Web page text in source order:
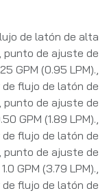
de latón de alta
punto de ajuste de
GPM (0.95 LPM).
de flujo de latón de
punto de ajuste de
GPM (1.89 LPM).
flujo de latón de
punto de ajuste de
GPM (3.79 LPM).
flujo de latón de